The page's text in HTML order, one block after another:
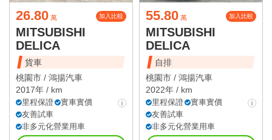
26.80 萬 加入比較
MITSUBISHI
DELICA
貨車
桃園市 / 鴻揚汽車
2017年 / km
里程保證
實車實價
友善試車
非多元化營業用車
55.80 萬 加入比較
MITSUBISHI
DELICA
自排
桃園市 / 鴻揚汽車
2022年 / km
里程保證
實車實價
友善試車
非多元化營業用車